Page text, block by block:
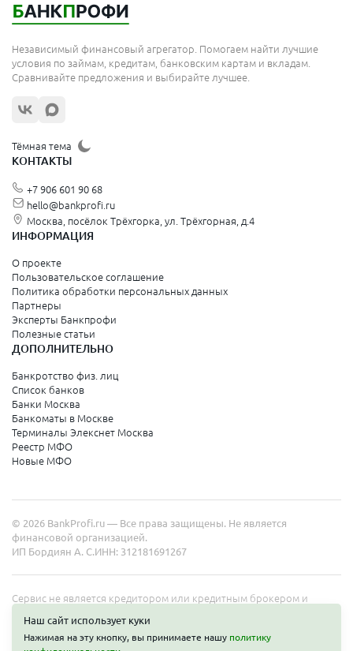
Независимый финансовый агрегатор. Помогаем найти лучшие
условия по займам, кредитам, банковским картам и вкладам.
Сравнивайте предложения и выбирайте лучшее.
Тёмная тема
КОНТАКТЫ
+7 906 601 90 68
hello@bankprofi.ru
Москва, посёлок Трёхгорка, ул. Трёхгорная, д.4
ИНФОРМАЦИЯ
О проекте
Пользовательское соглашение
Политика обработки персональных данных
Партнеры
Эксперты Банкпрофи
Полезные статьи
ДОПОЛНИТЕЛЬНО
Банкротство физ. лиц
Список банков
Банки Москва
Банкоматы в Москве
Терминалы Элекснет Москва
Реестр МФО
Новые МФО
© 2026 BankProfi.ru — Все права защищены. Не является
финансовой организацией.
ИП Бордиян А. С.ИНН: 312181691267
Сервис не является кредитором или кредитным брокером и
на сайте не является публичной офертой. Полные условия услуг
уточняйте на сайте организаций.
Наш сайт использует куки
Нажимая на эту кнопку, вы принимаете нашу политику